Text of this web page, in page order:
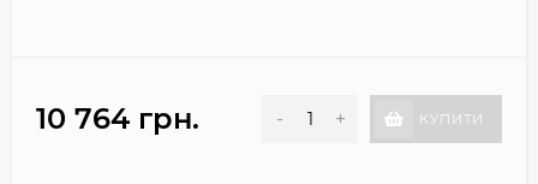
10 764 грн. - + КУПИТИ